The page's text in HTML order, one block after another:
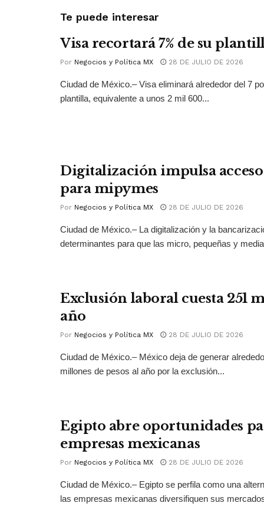
Te puede interesar
Visa recortará 7% de su
Por Negocios y Política MX 28 DE JULIO DE 2026
Ciudad de México.– Visa eliminará alrededor del 7
plantilla, equivalente a unos 2 mil 600...
Digitalización impulsa
para mipymes
Por Negocios y Política MX 28 DE JULIO DE 2026
Ciudad de México.– La digitalización y la
determinantes para que las micro, pequeñas y
Exclusión laboral cuesta 251
año
Por Negocios y Política MX 28 DE JULIO DE 2026
Ciudad de México.– México deja de generar
millones de pesos al año por la exclusión...
Egipto abre oportunidades
empresas mexicanas
Por Negocios y Política MX 28 DE JULIO DE 2026
Ciudad de México.– Egipto se perfila como una
las empresas mexicanas diversifiquen sus